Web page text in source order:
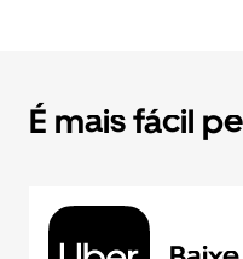
É mais fácil